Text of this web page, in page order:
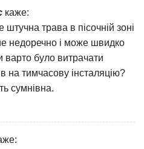
каже:
штучна трава в пісочній зоні
недоречно і може швидко
варто було витрачати
на тимчасову інсталяцію?
сумнівна.